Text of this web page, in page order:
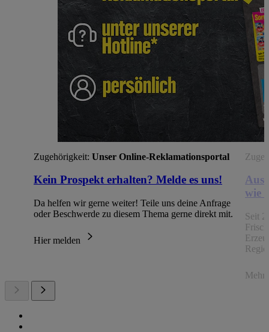
Zugehörigkeit: Unser Online-Reklamationsportal
Kein Prospekt erhalten? Melde es uns!
Da helfen wir gerne weiter! Teile uns deine Anfrage
oder Beschwerde zu diesem Thema gerne direkt mit.
Hier melden
Aus
wie
Seit
Mehr